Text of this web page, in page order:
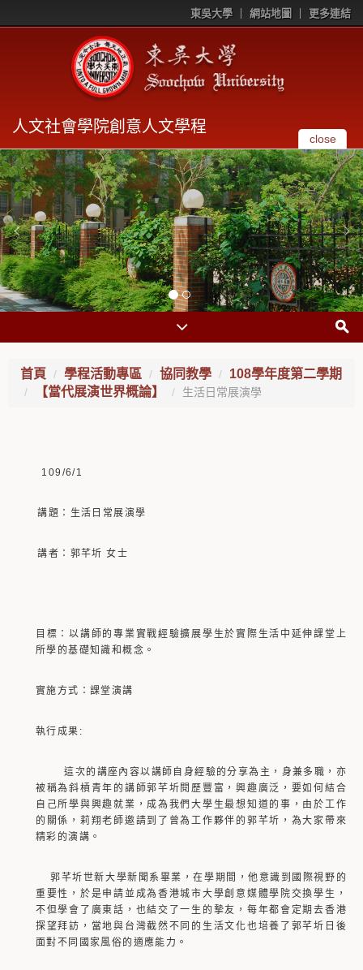
東吳大學 網站地圖 更多連結
人文社會學院創意人文學程
close
首頁 學程活動專區 協同教學
108學年度第二學期
【當代展演世界概論】
生活日常展演學
109/6/1
講題：生活日常展演學
講者：郭芊圻 女士
目標：以講師的專業實戰經驗擴展學生於實際生活中延伸課堂上
所學的基礎知識和概念。
實施方式：課堂演講
執行成果:
這次的講座內容以講師自身經驗的分享為主，身兼多職，亦
被稱為斜槓青年的講師郭芊圻閱歷豐富，興趣廣泛，要如何結合
自己所學與興趣就業，成為我們大學生最想知道的事，由於工作
的關係，莉翔老師邀請到了曾為工作夥伴的郭芊圻，為大家帶來
精彩的演講。
郭芊圻世新大學新聞系畢業，在學期間，他意識到國際視野的
重要性，於是申請並成為香港城市大學創意媒體學院交換學生，
不但學會了廣東話，也結交了一生的摯友，每年都會定期去香港
探望拜訪，當地與台灣截然不同的生活文化也培養了郭芊圻日後
面對不同國家風俗的適應能力。